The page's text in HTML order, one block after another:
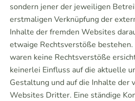
sondern jener der jeweiligen
erstmaligen Verknüpfung der
Inhalte der fremden Websites
etwaige Rechtsverstöße
waren keine Rechtsverstöße
keinerlei Einfluss auf die aktuelle
Gestaltung und auf die Inhalte der
Websites Dritter. Eine ständige